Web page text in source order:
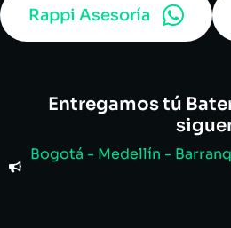
Rappi Asesoría
Entregamos tú
Bogotá - Medellín -